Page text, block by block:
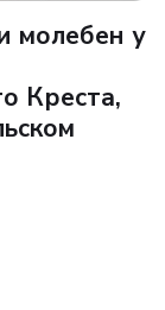
молебен у
Креста,